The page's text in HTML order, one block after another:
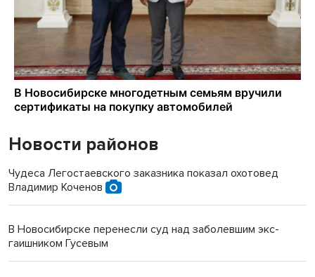
Новости районов
Чудеса Легостаевского заказника показал охотовед
Владимир Коченов
В Новосибирске перенесли суд над заболевшим экс-
гаишником Гусевым